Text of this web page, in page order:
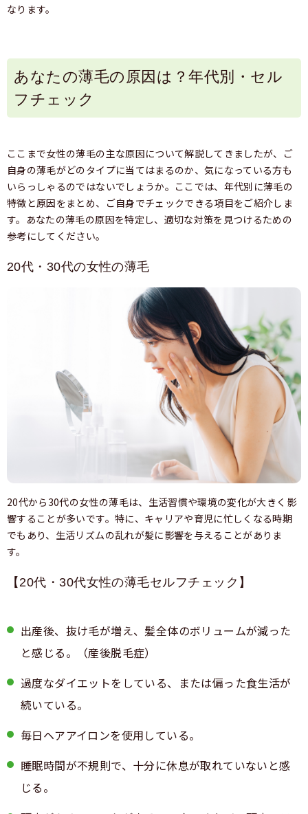
なります。
あなたの薄毛の原因は？年代別・セル
フチェック
ここまで女性の薄毛の主な原因について解説してきましたが、ご
自身の薄毛がどのタイプに当てはまるのか、気になっている方も
いらっしゃるのではないでしょうか。ここでは、年代別に薄毛の
特徴と原因をまとめ、ご自身でチェックできる項目をご紹介しま
す。あなたの薄毛の原因を特定し、適切な対策を見つけるための
参考にしてください。
20代・30代の女性の薄毛
20代から30代の女性の薄毛は、生活習慣や環境の変化が大きく影
響することが多いです。特に、キャリアや育児に忙しくなる時期
でもあり、生活リズムの乱れが髪に影響を与えることがありま
す。
【20代・30代女性の薄毛セルフチェック】
出産後、抜け毛が増え、髪全体のボリュームが減った
と感じる。（産後脱毛症）
過度なダイエットをしている、または偏った食生活が
続いている。
毎日ヘアアイロンを使用している。
睡眠時間が不規則で、十分に休息が取れていないと感
じる。